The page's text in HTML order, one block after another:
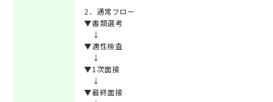
2．通常フロー
▼書類選考
↓
▼適性検査
↓
▼1次面接
↓
▼最終面接